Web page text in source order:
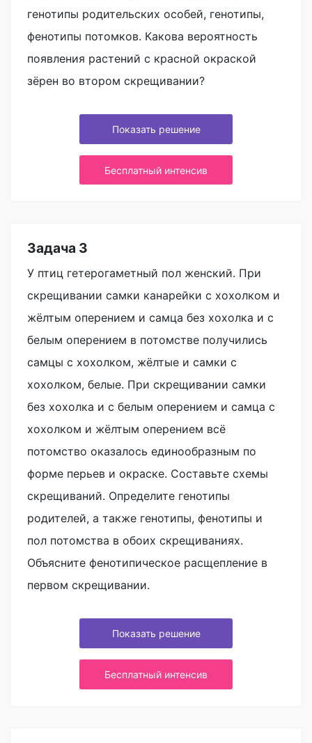
генотипы родительских особей, генотипы,
фенотипы потомков. Какова вероятность
появления растений с красной окраской
зёрен во втором скрещивании?
Показать решение
Бесплатный интенсив
Задача 3
У птиц гетерогаметный пол женский. При
скрещивании самки канарейки с хохолком и
жёлтым оперением и самца без хохолка и с
белым оперением в потомстве получились
самцы с хохолком, жёлтые и самки с
хохолком, белые. При скрещивании самки
без хохолка и с белым оперением и самца с
хохолком и жёлтым оперением всё
потомство оказалось единообразным по
форме перьев и окраске. Составьте схемы
скрещиваний. Определите генотипы
родителей, а также генотипы, фенотипы и
пол потомства в обоих скрещиваниях.
Объясните фенотипическое расщепление в
первом скрещивании.
Показать решение
Бесплатный интенсив